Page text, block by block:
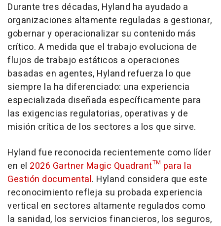
Durante tres décadas, Hyland ha ayudado a
organizaciones altamente reguladas a gestionar,
gobernar y operacionalizar su contenido más
crítico. A medida que el trabajo evoluciona de
flujos de trabajo estáticos a operaciones
basadas en agentes, Hyland refuerza lo que
siempre la ha diferenciado: una experiencia
especializada diseñada específicamente para
las exigencias regulatorias, operativas y de
misión crítica de los sectores a los que sirve.
Hyland fue reconocida recientemente como líder
en el 2026 Gartner Magic Quadrant™ para la
Gestión documental. Hyland considera que este
reconocimiento refleja su probada experiencia
vertical en sectores altamente regulados como
la sanidad, los servicios financieros, los seguros,